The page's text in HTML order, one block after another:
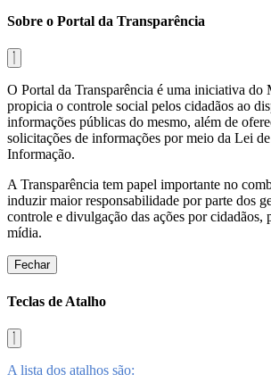
Sobre o Portal da Transparência
O Portal da Transparência é uma iniciativa do
propicia o controle social pelos cidadãos ao
informações públicas do mesmo, além de
solicitações de informações por meio da Lei
Informação.
A Transparência tem papel importante no
induzir maior responsabilidade por parte dos
controle e divulgação das ações por cidadãos,
mídia.
Fechar
Teclas de Atalho
A lista dos atalhos são: